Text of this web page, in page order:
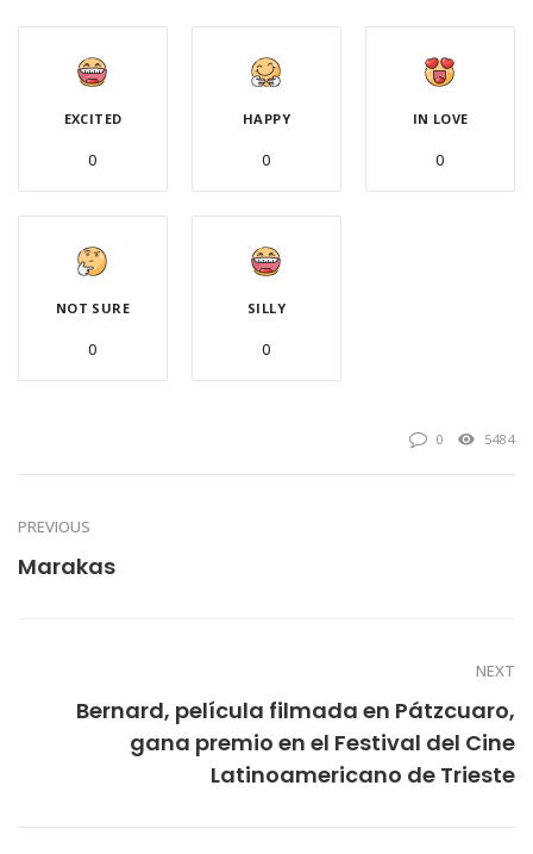
EXCITED
0
HAPPY
0
IN LOVE
0
NOT SURE
0
SILLY
0
0 5484
PREVIOUS
Marakas
NEXT
Bernard, película filmada en Pátzcuaro,
gana premio en el Festival del Cine
Latinoamericano de Trieste